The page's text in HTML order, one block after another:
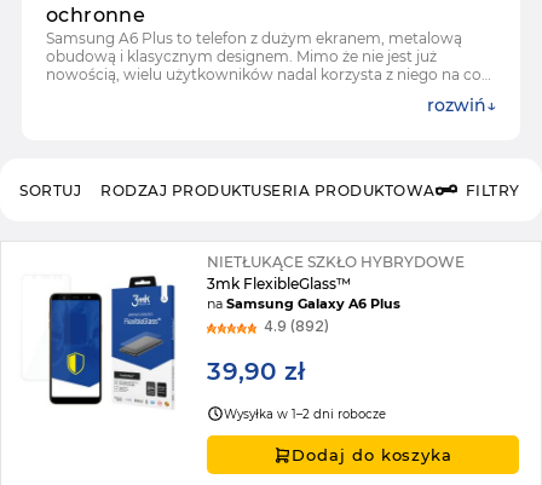
ochronne
Samsung A6 Plus to telefon z dużym ekranem, metalową
obudową i klasycznym designem. Mimo że nie jest już
nowością, wielu użytkowników nadal korzysta z niego na co
stworzone specjalnie na ten model. Produkty te pozwalają
rozwiń
RODZAJ PRODUKTUSERIA PRODUKTOWA FILTRY
SORTUJ
NIETŁUKĄCE SZKŁO HYBRYDOWE
3mk FlexibleGlass™
naSamsung Galaxy A6 Plus
4.9 (892)
39,90 zł
Wysyłka w 1–2 dni robocze
Dodaj do koszyka